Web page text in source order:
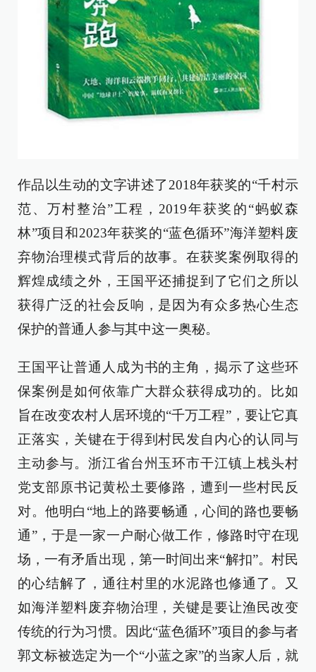
作品以生动的文字讲述了2018年获奖的“千村示
范、万村整治”工程，2019年获奖的“蚂蚁森
林”项目和2023年获奖的“蓝色循环”海洋塑料废
弃物治理模式背后的故事。在获奖案例取得的
辉煌成绩之外，王国平还捕捉到了它们之所以
获得广泛的社会反响，是因为有众多热心生态
保护的普通人参与其中这一奥秘。
王国平让普通人成为书的主角，揭示了这些环
保案例是如何依靠广大群众获得成功的。比如
旨在改变农村人居环境的“千万工程”，要让它真
正落实，关键在于得到村民发自内心的认同与
主动参与。浙江省台州玉环市干江镇上栈头村
党支部原书记黄松土要修路，遭到一些村民反
对。他明白“地上的路要畅通，心间的路也要畅
通”，于是一家一户耐心做工作，修路时守在现
场，一有矛盾出现，第一时间出来“解扣”。村民
的心结解了，通往村里的水泥路也修通了。又
如海洋塑料废弃物治理，关键是要让渔民改变
传统的行为习惯。因此“蓝色循环”项目的参与者
郭文标被选定为一个“小蓝之家”的当家人后，就